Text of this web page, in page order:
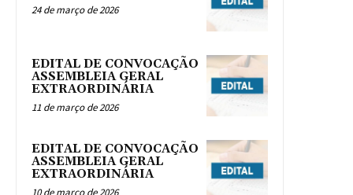
24 de março de 2026
EDITAL DE CONVOCAÇÃO
ASSEMBLEIA GERAL
EXTRAORDINÁRIA
11 de março de 2026
EDITAL DE CONVOCAÇÃO
ASSEMBLEIA GERAL
EXTRAORDINÁRIA
10 de março de 2026